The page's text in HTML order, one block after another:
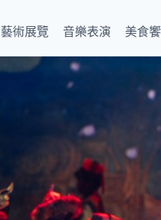
藝術展覽 音樂表演 美食